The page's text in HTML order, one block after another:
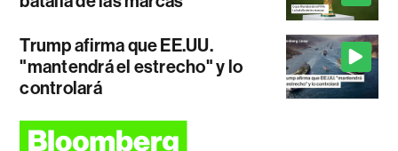
Trump afirma que EE.UU.
"mantendrá el estrecho" y lo
controlará